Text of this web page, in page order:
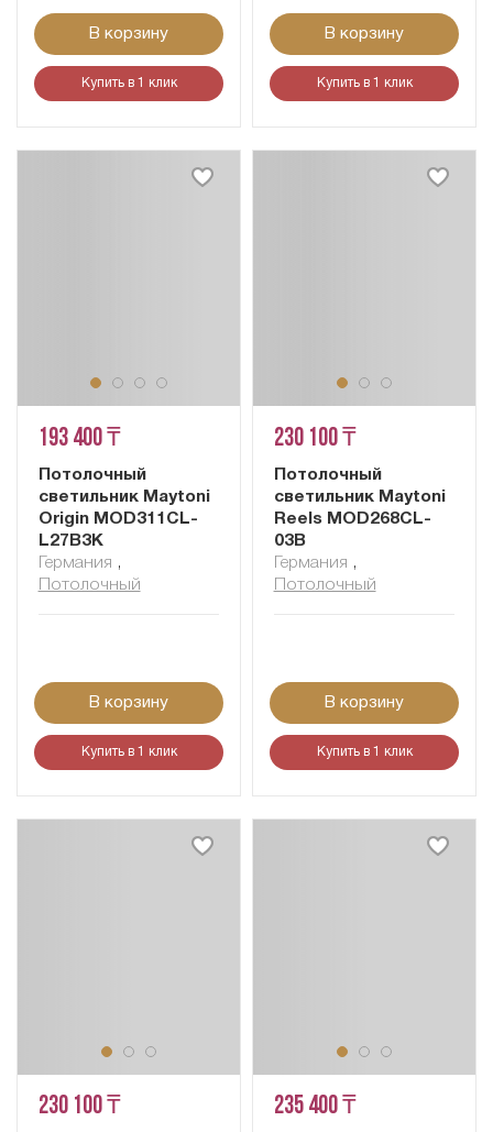
В корзину
Купить в 1 клик
В корзину
Купить в 1 клик
193 400 ₸
Потолочный
светильник Maytoni
Origin MOD311CL-
L27B3K
Германия ,
Потолочный
В корзину
Купить в 1 клик
230 100 ₸
Потолочный
светильник Maytoni
Reels MOD268CL-
03B
Германия ,
Потолочный
В корзину
Купить в 1 клик
230 100 ₸ 235 400 ₸